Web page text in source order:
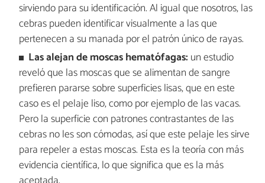
sirviendo para su identificación. Al igual que nosotros, las
cebras pueden identificar visualmente a las que
pertenecen a su manada por el patrón único de rayas.
Las alejan de moscas hematófagas: un estudio
reveló que las moscas que se alimentan de sangre
prefieren pararse sobre superficies lisas, que en este
caso es el pelaje liso, como por ejemplo de las vacas.
Pero la superficie con patrones contrastantes de las
cebras no les son cómodas, así que este pelaje les sirve
para repeler a estas moscas. Esta es la teoría con más
evidencia científica, lo que significa que es la más